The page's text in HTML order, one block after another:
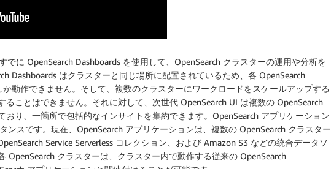
でに OpenSearch Dashboards を使用して、OpenSearch クラスターの運用や分析を
Dashboards はクラスターと同じ場所に配置されているため、各 OpenSearch
動作できません。そして、複数のクラスターにワークロードをスケールアップする
ることはできません。それに対して、次世代 OpenSearch UI は複数の OpenSearch
おり、一箇所で包括的なインサイトを集約できます。OpenSearch アプリケーション
ンスです。現在、OpenSearch アプリケーションは、複数の OpenSearch クラスター
Service Serverless コレクション、および Amazon S3 などの統合データソ
OpenSearch クラスターは、クラスター内で動作する従来の OpenSearch